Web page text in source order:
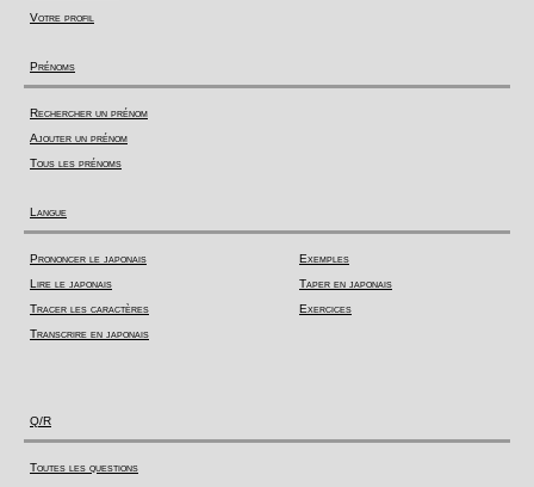
Votre profil
Prénoms
Rechercher un prénom
Ajouter un prénom
Tous les prénoms
Langue
Prononcer le japonais
Lire le japonais
Tracer les caractères
Transcrire en japonais
Exemples
Taper en japonais
Exercices
Q/R
Toutes les questions